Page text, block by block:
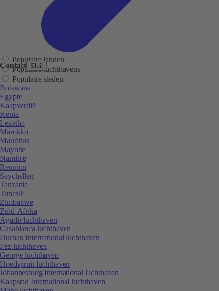
Contact Sluit
Populaire landen
Populaire luchthavens
Populaire steden
Botswana
Egypte
Kaapverdië
Kenia
Lesotho
Marokko
Mauritius
Mayotte
Namibië
Reunion
Seychellen
Tanzania
Tunesië
Zimbabwe
Zuid-Afrika
Agadir luchthaven
Casablanca luchthaven
Durban International luchthaven
Fez luchthaven
George luchthaven
Hoedspruit luchthaven
Johannesburg International luchthaven
Kaapstad International luchthaven